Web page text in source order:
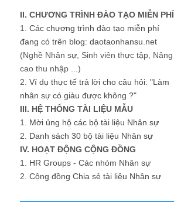
II. CHƯƠNG TRÌNH ĐÀO TẠO MIỄN PHÍ
1. Các chương trình đào tạo miễn phí
đang có trên blog: daotaonhansu.net
(Nghề Nhân sự, Sinh viên thực tập, Nâng
cao thu nhập ...)
2. Ví dụ thực tế trả lời cho câu hỏi: "Làm
nhân sự có giàu được không ?"
III. HỆ THỐNG TÀI LIỆU MẪU
1. Mời ủng hộ các bộ tài liệu Nhân sự
2. Danh sách 30 bộ tài liệu Nhân sự
IV. HOẠT ĐỘNG CỘNG ĐỒNG
1. HR Groups - Các nhóm Nhân sự
2. Cộng đồng Chia sẻ tài liệu Nhân sự